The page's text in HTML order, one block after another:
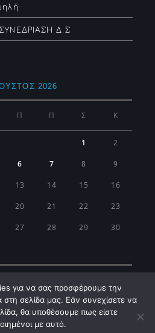
Δ.Σ
2026
Π Π Σ Κ
1 2
6 7 8 9
13 14 15 16
20 21 22 23
27 28 29 30
για να σας προσφέρουμε την
στη σελίδα μας. Εάν συνεχίσετε να
θα υποθέσουμε πως είστε
με αυτό.